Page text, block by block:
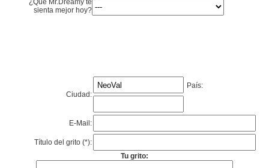
¿Qué Mr.Dreamy te
sienta mejor hoy?
Ciudad:
País:
E-Mail:
Título del grito (*):
Tu grito: